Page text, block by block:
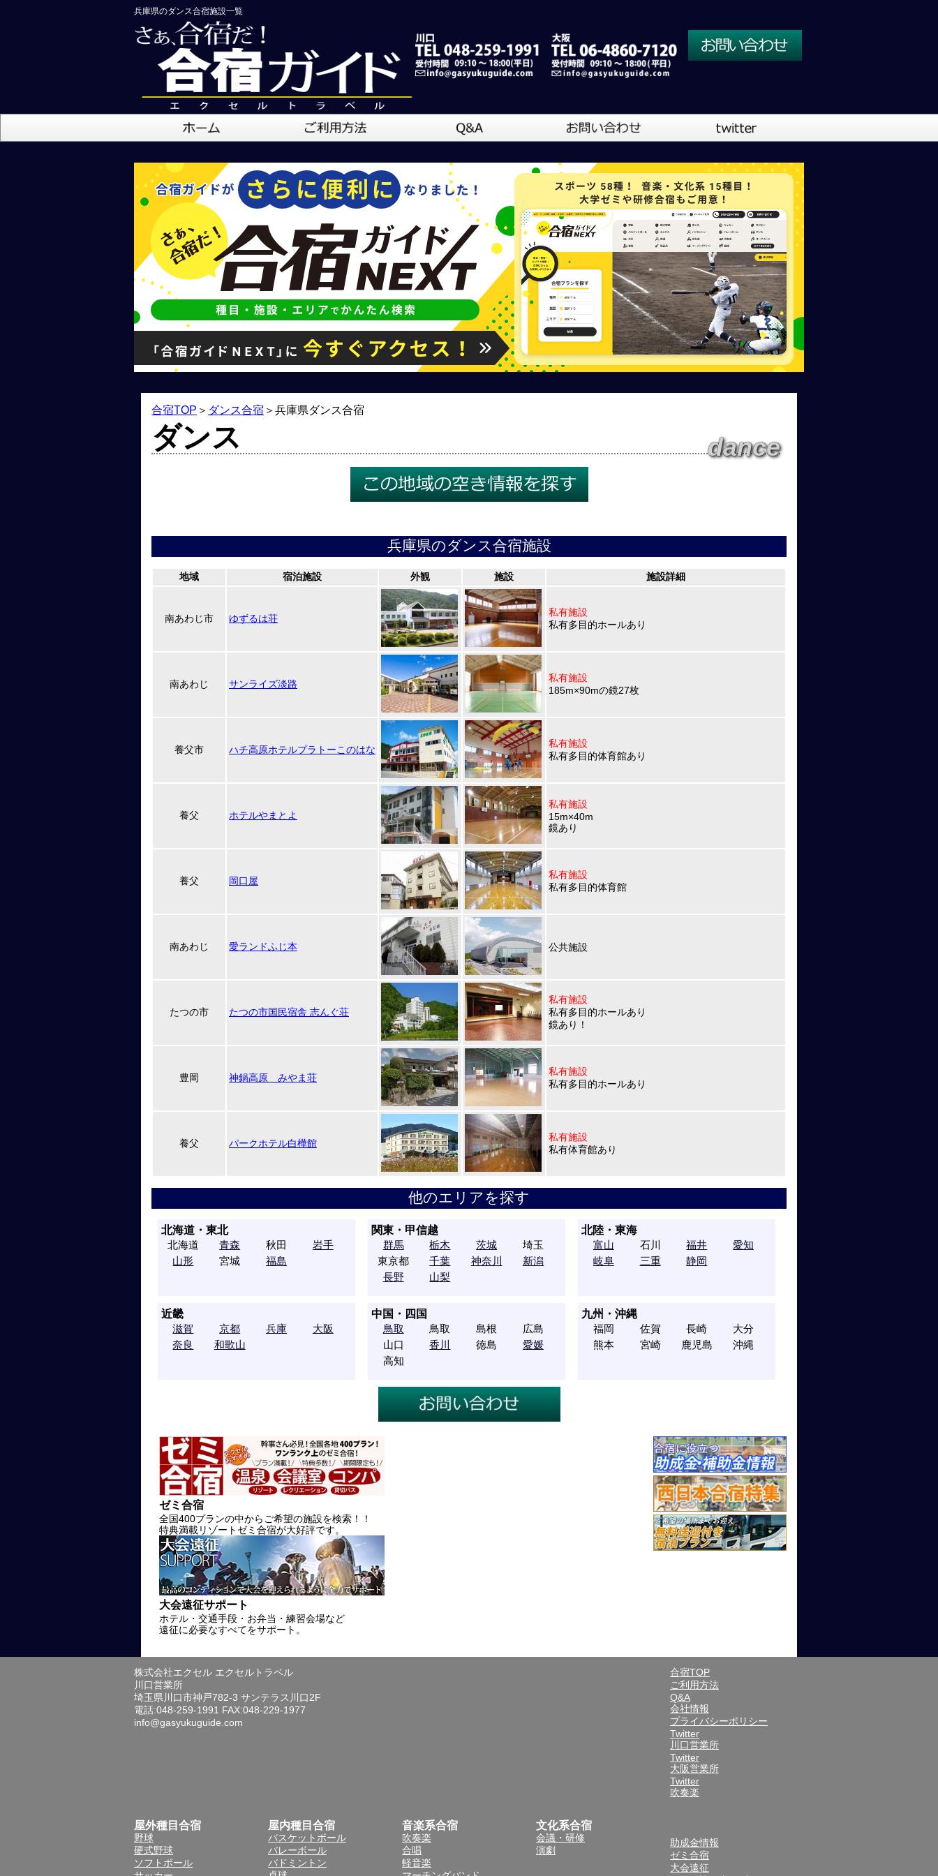
兵庫県のダンス合宿施設一覧
大阪営業所
吹奏楽
合宿TOP ＞ ダンス合宿 ＞ 兵庫県ダンス合宿
ダンス dance
兵庫県のダンス合宿施設
地域 宿泊施設 外観 施設 施設詳細
南あわじ市 ゆずるは荘
私有施設
私有多目的ホールあり
南あわじ サンライズ淡路
私有施設
185m×90mの鏡27枚
養父市 ハチ高原ホテルプラトーこのはな
私有施設
私有多目的体育館あり
養父 ホテルやまとよ
私有施設
15m×40m
鏡あり
養父 岡口屋
私有施設
私有多目的体育館
南あわじ 愛ランドふじ本 公共施設
たつの市 たつの市国民宿舎 志んぐ荘
私有施設
私有多目的ホールあり
鏡あり！
豊岡 神鍋高原 みやま荘
私有施設
私有多目的ホールあり
養父 パークホテル白樺館
私有施設
私有体育館あり
他のエリアを探す
北海道・東北
北海道 青森 秋田
岩手
山形
宮城 福島
関東・甲信越
群馬 栃木 茨城
埼玉
東京都
千葉 神奈川
新潟
長野
山梨
北陸・東海
富山 石川 福井
愛知
岐阜
三重 静岡
近畿
滋賀 京都 兵庫
大阪
奈良
和歌山
中国・四国
鳥取 鳥取 島根
広島
山口
香川 徳島
愛媛
高知
九州・沖縄
福岡 佐賀 長崎
大分
熊本
宮崎 鹿児島 沖縄
ゼミ合宿
全国400プランの中からご希望の施設を検索！！
特典満載リゾートゼミ合宿が大好評です。
大会遠征サポート
ホテル・交通手段・お弁当・練習会場など
遠征に必要なすべてをサポート。
株式会社エクセル エクセルトラベル
川口営業所
埼玉県川口市神戸782-3 サンテラス川口2F
電話:048-259-1991 FAX:048-229-1977
info@gasyukuguide.com
合宿TOP
ご利用方法
Q&A
会社情報
プライバシーポリシー
Twitter
川口営業所
Twitter
大阪営業所
Twitter
吹奏楽
屋外種目合宿
野球
硬式野球
ソフトボール
屋内種目合宿
バスケットボール
バレーボール
バドミントン
音楽系合宿
吹奏楽
合唱
軽音楽
文化系合宿
会議・研修
演劇
助成金情報
ゼミ合宿
大会遠征